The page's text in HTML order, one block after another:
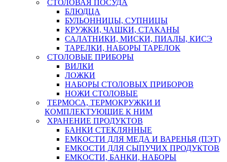
СТОЛОВАЯ ПОСУДА
БЛЮДЦА
БУЛЬОННИЦЫ, СУПНИЦЫ
КРУЖКИ, ЧАШКИ, СТАКАНЫ
САЛАТНИКИ, МИСКИ, ПИАЛЫ, КИСЭ
ТАРЕЛКИ, НАБОРЫ ТАРЕЛОК
СТОЛОВЫЕ ПРИБОРЫ
ВИЛКИ
ЛОЖКИ
НАБОРЫ СТОЛОВЫХ ПРИБОРОВ
НОЖИ СТОЛОВЫЕ
ТЕРМОСА, ТЕРМОКРУЖКИ И
КОМПЛЕКТУЮЩИЕ К НИМ
ХРАНЕНИЕ ПРОДУКТОВ
БАНКИ СТЕКЛЯННЫЕ
ЕМКОСТИ ДЛЯ МЕДА И ВАРЕНЬЯ (ПЭТ)
ЕМКОСТИ ДЛЯ СЫПУЧИХ ПРОДУКТОВ
ЕМКОСТИ, БАНКИ, НАБОРЫ